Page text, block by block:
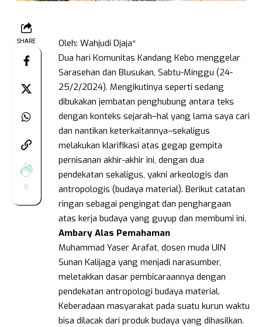
SHARE
0
Oleh: Wahjudi Djaja*
Dua hari Komunitas Kandang Kebo menggelar
Sarasehan dan Blusukan, Sabtu-Minggu (24-
25/2/2024). Mengikutinya seperti sedang
dibukakan jembatan penghubung antara teks
dengan konteks sejarah–hal yang lama saya cari
dan nantikan keterkaitannya–sekaligus
melakukan klarifikasi atas gegap gempita
pernisanan akhir-akhir ini, dengan dua
pendekatan sekaligus, yakni arkeologis dan
antropologis (budaya material). Berikut catatan
ringan sebagai pengingat dan penghargaan
atas kerja budaya yang guyup dan membumi ini.
Ambary Alas Pemahaman
Muhammad Yaser Arafat, dosen muda UIN
Sunan Kalijaga yang menjadi narasumber,
meletakkan dasar pembicaraannya dengan
pendekatan antropologi budaya material.
Keberadaan masyarakat pada suatu kurun waktu
bisa dilacak dari produk budaya yang dihasilkan.